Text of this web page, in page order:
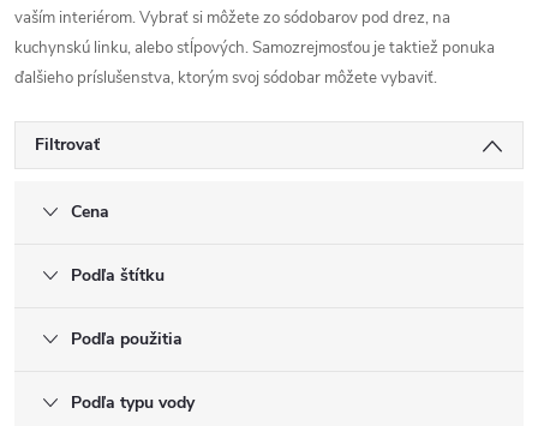
vaším interiérom. Vybrať si môžete zo sódobarov pod drez, na
kuchynskú linku, alebo stĺpových. Samozrejmosťou je taktiež ponuka
ďalšieho príslušenstva, ktorým svoj sódobar môžete vybaviť.
Filtrovať
Cena
Podľa štítku
Podľa použitia
Podľa typu vody